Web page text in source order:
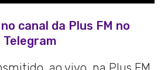
canal da Plus FM no
Telegram